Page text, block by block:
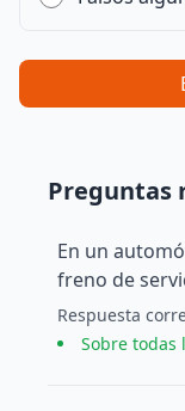
Preguntas
En un
freno de
Respuesta
Sobre todas